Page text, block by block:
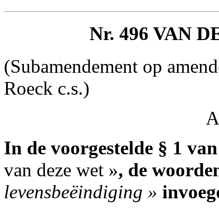
Nr. 496 VAN
(Subamendement op
Roeck c.s.)
In de voorgestelde § 1
van deze wet », de
levensbeëindiging »